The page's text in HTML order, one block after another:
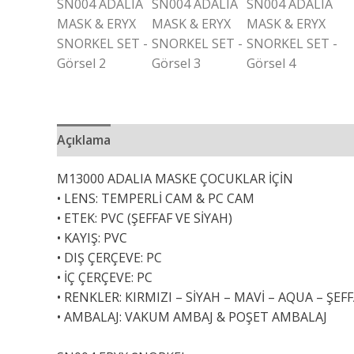
Açıklama
M13000 ADALIA MASKE ÇOCUKLAR İÇİN
• LENS: TEMPERLİ CAM & PC CAM
• ETEK: PVC (ŞEFFAF VE SİYAH)
• KAYIŞ: PVC
• DIŞ ÇERÇEVE: PC
• İÇ ÇERÇEVE: PC
• RENKLER: KIRMIZI – SİYAH – MAVİ – AQUA –
• AMBALAJ: VAKUM AMBAJ & POŞET AMBALAJ